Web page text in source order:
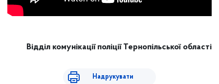
Відділ комунікації поліціїТернопільської області
Надрукувати